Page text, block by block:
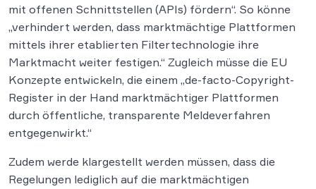
mit offenen Schnittstellen (APIs) fördern“. So könne
„verhindert werden, dass marktmächtige Plattformen
mittels ihrer etablierten Filtertechnologie ihre
Marktmacht weiter festigen.“ Zugleich müsse die EU
Konzepte entwickeln, die einem „de-facto-Copyright-
Register in der Hand marktmächtiger Plattformen
durch öffentliche, transparente Meldeverfahren
entgegenwirkt.“
Zudem werde klargestellt werden müssen, dass die
Regelungen lediglich auf die marktmächtigen